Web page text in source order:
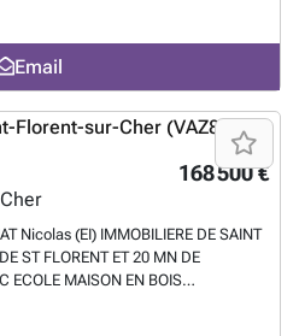
ET GRENIER AU-DESSUS
TRAVAUX A PREVOIR TEL : ### .
Email
168 500 €
Nicolas (EI) IMMOBILIERE DE SAINT
ST FLORENT ET 20 MN DE
ECOLE MAISON EN BOIS
DE VIE DE 40 M² AVEC CUISINE